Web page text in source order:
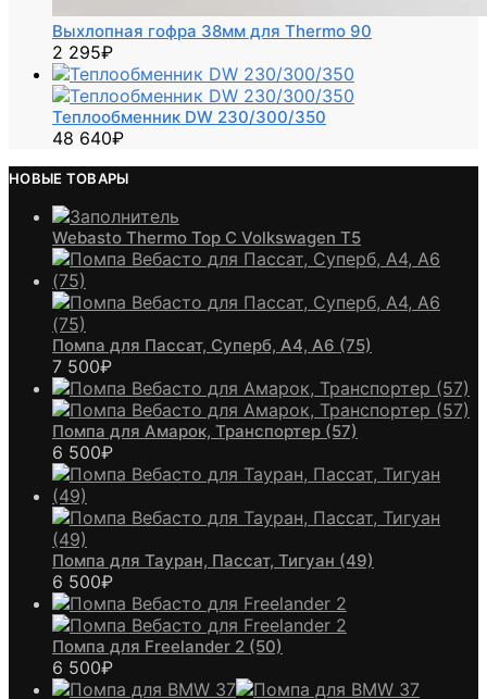
Выхлопная гофра 38мм для Thermo 90
2 295₽
Теплообменник DW 230/300/350
48 640₽
НОВЫЕ ТОВАРЫ
Webasto Thermo Top C Volkswagen T5
Помпа для Пассат, Суперб, А4, А6 (75)
7 500₽
Помпа для Амарок, Транспортер (57)
6 500₽
Помпа для Тауран, Пассат, Тигуан (49)
6 500₽
Помпа для Freelander 2 (50)
6 500₽